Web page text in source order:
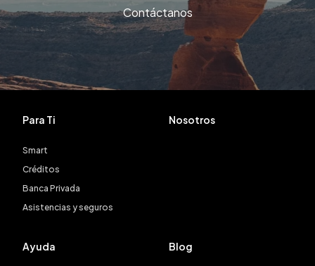
Contáctanos
Para Ti
Smart
Créditos
Banca Privada
Asistencias y seguros
Nosotros
Ayuda Blog